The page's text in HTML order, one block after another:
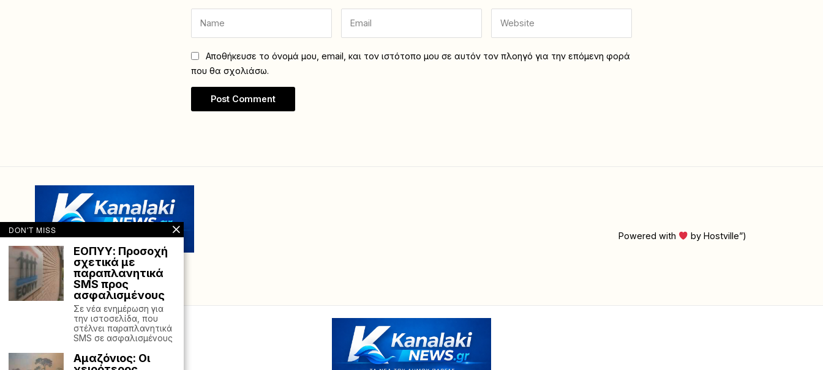
Αποθήκευσε το όνομά μου, email, και τον ιστότοπο μου σε αυτόν τον πλοηγό για την επόμενη φορά
που θα σχολιάσω.
Powered with by Hostville”)
DON'T MISS
EΟΠΥΥ: Προσοχή
σχετικά με
παραπλανητικά
SMS προς
ασφαλισμένους
Σε νέα ενημέρωση για
την ιστοσελίδα, που
στέλνει παραπλανητικά
SMS σε ασφαλισμένους
Αμαζόνιος: Οι